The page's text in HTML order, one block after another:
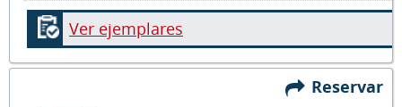
Ver ejemplares
Reservar